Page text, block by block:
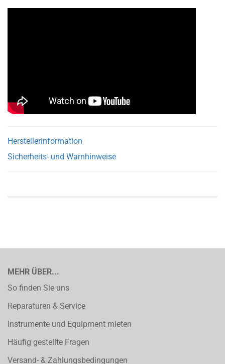
Herstellerinformation
Sicherheits- und Warnhinweise
MEHR ÜBER...
So finden Sie uns
Reparaturen & Service
Instrumente und Equipment mieten
Häufig gestellte Fragen
Versand- & Zahlungsbedingungen